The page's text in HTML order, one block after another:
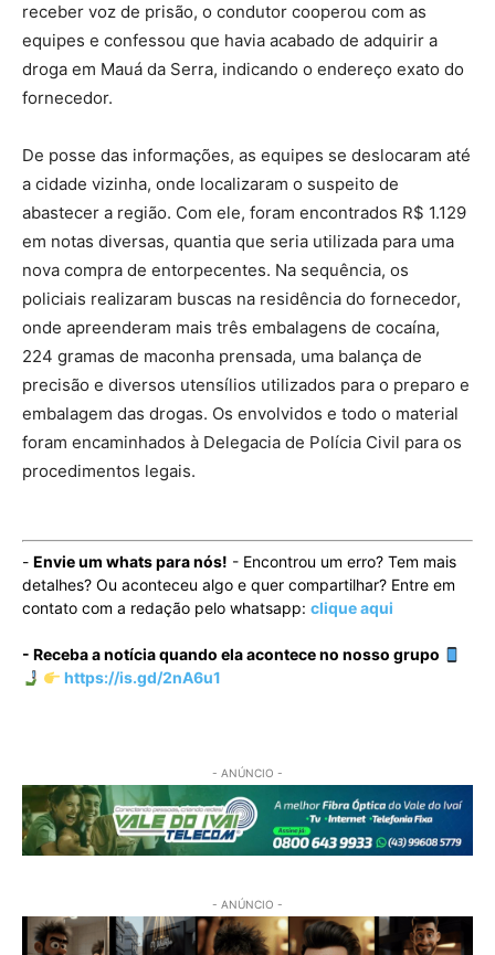
receber voz de prisão, o condutor cooperou com as
equipes e confessou que havia acabado de adquirir a
droga em Mauá da Serra, indicando o endereço exato do
fornecedor.
De posse das informações, as equipes se deslocaram até
a cidade vizinha, onde localizaram o suspeito de
abastecer a região. Com ele, foram encontrados R$ 1.129
em notas diversas, quantia que seria utilizada para uma
nova compra de entorpecentes. Na sequência, os
policiais realizaram buscas na residência do fornecedor,
onde apreenderam mais três embalagens de cocaína,
224 gramas de maconha prensada, uma balança de
precisão e diversos utensílios utilizados para o preparo e
embalagem das drogas. Os envolvidos e todo o material
foram encaminhados à Delegacia de Polícia Civil para os
procedimentos legais.
- Envie um whats para nós! - Encontrou um erro? Tem mais
detalhes? Ou aconteceu algo e quer compartilhar? Entre em
contato com a redação pelo whatsapp: clique aqui
- Receba a notícia quando ela acontece no nosso grupo
https://is.gd/2nA6u1
- ANÚNCIO -
- ANÚNCIO -